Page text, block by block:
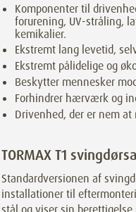
Komponenter til
forurening, UV-stråling,
kemikalier.
Ekstremt lang levetid,
Ekstremt pålidelige og
Beskytter mennesker
Forhindrer hærværk og
Drivenhed, der er nem at
TORMAX T1
Standardversionen af
installationer til